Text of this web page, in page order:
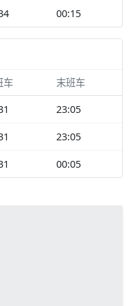
00:15
车 末班车
23:05
23:05
00:05